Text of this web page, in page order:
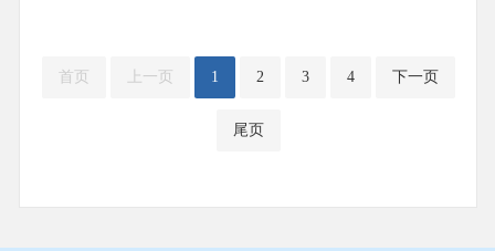
首页 上一页 1 2 3 4 下一页
尾页